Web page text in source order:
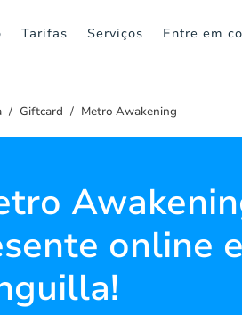
Tarifas Serviços Entre em
Giftcard Metro Awakening
online